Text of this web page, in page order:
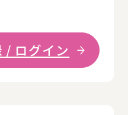
/ ログイン